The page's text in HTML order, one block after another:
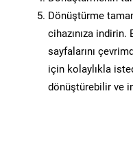
Dönüştürme
cihazınıza indirin.
sayfalarını
için kolaylıkla
dönüştürebilir ve